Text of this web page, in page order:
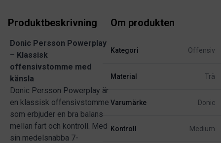
Produktbeskrivning
Donic Persson Powerplay
– Klassisk
offensivstomme med
känsla
Donic Persson Powerplay är
en klassisk offensivstomme
som erbjuder en bra balans
mellan fart och kontroll. Med
sin medelsnabba 7-
Om produkten
Kategori Offensiv
Material Trä
Varumärke Donic
Kontroll Medium